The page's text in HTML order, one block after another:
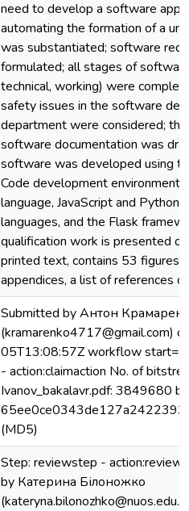
need to develop a software
automating the formation of a
was substantiated; software
formulated; all stages of
technical, working) were
safety issues in the software
department were considered;
software documentation was
software was developed using
Code development environment,
language, JavaScript and Python
languages, and the Flask
qualification work is presented
printed text, contains 53 figures,
appendices, a list of references
Submitted by Антон
(kramarenko4717@gmail.com)
05T13:08:57Z workflow
- action:claimaction No. of
Ivanov_bakalavr.pdf: 3849680
(MD5)
Step: reviewstep -
by Катерина Білоножко